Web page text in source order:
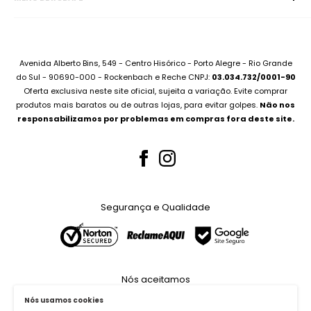
Montamos seu PC
Compramos seu Notebook
Bateria Notebook
Fonte Notebook
Whatsapp (51) 99227-3667
Sobre Assistência Técnica
Para Empresas
Canal no Youtube
Avenida Alberto Bins, 549 - Centro Hisórico - Porto Alegre - Rio Grande
do Sul - 90690-000 - Rockenbach e Reche CNPJ: 03.034.732/0001-90
Oferta exclusiva neste site oficial, sujeita a variação. Evite comprar
produtos mais baratos ou de outras lojas, para evitar golpes. Não nos
responsabilizamos por problemas em compras fora deste site.
Segurança e Qualidade
Nós aceitamos
Nós usamos cookies